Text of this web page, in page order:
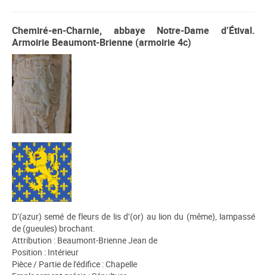
Chemiré-en-Charnie, abbaye Notre-Dame d’Étival.
Armoirie Beaumont-Brienne (armoirie 4c)
D’(azur) semé de fleurs de lis d’(or) au lion du (même), lampassé
de (gueules) brochant.
Attribution : Beaumont-Brienne Jean de
Position : Intérieur
Pièce / Partie de l'édifice : Chapelle